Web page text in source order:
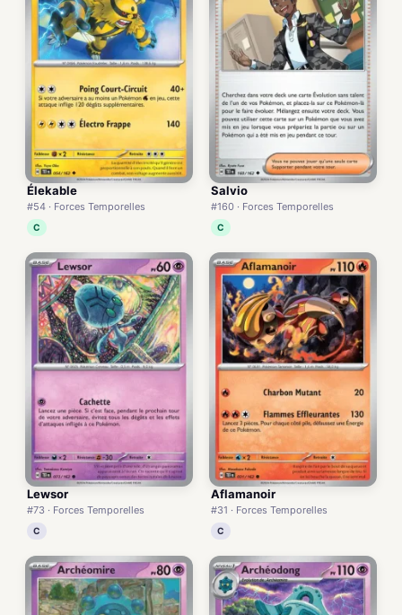
Élekable
#54 · Forces Temporelles
C
Salvio
#160 · Forces Temporelles
C
Lewsor
#73 · Forces Temporelles
C
Aflamanoir
#31 · Forces Temporelles
C